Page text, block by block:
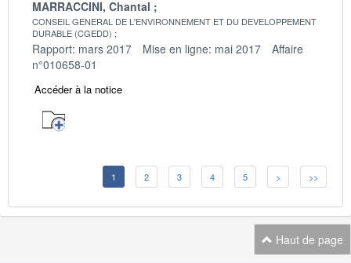
MARRACCINI, Chantal
CONSEIL GENERAL DE L'ENVIRONNEMENT ET DU DEVELOPPEMENT
DURABLE (CGEDD)
Rapport: mars 2017 Mise en ligne: mai 2017
Affaire
n°010658-01
Accéder à la notice
1 2 3 4 5 > >>
Haut de page